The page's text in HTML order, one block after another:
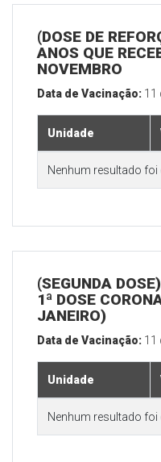
(DOSE DE
ANOS QUE
NOVEMBRO
Data de Vacinação: 11
Unidade
Nenhum resultado foi
(SEGUNDA
1ª DOSE
JANEIRO)
Data de Vacinação: 11
Unidade
Nenhum resultado foi